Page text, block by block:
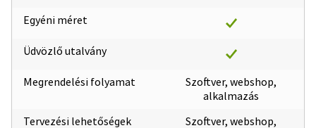
Egyéni méret
Üdvözlő utalvány
Megrendelési folyamat
Tervezési lehetőségek
Szoftver, webshop,
alkalmazás
Szoftver, webshop,